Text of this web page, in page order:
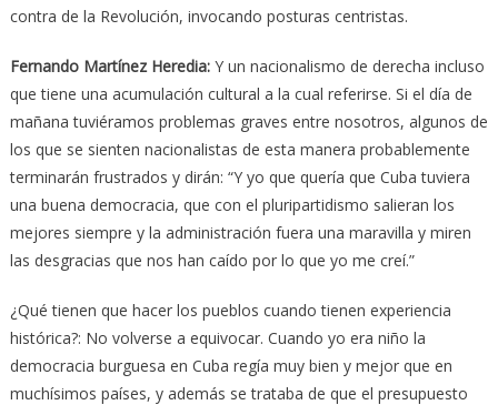
contra de la Revolución, invocando posturas centristas.
Fernando Martínez Heredia:Y un nacionalismo de derecha incluso
que tiene una acumulación cultural a la cual referirse. Si el día de
mañana tuviéramos problemas graves entre nosotros, algunos de
los que se sienten nacionalistas de esta manera probablemente
terminarán frustrados y dirán: “Y yo que quería que Cuba tuviera
una buena democracia, que con el pluripartidismo salieran los
mejores siempre y la administración fuera una maravilla y miren
las desgracias que nos han caído por lo que yo me creí.”
¿Qué tienen que hacer los pueblos cuando tienen experiencia
histórica?: No volverse a equivocar. Cuando yo era niño la
democracia burguesa en Cuba regía muy bien y mejor que en
muchísimos países, y además se trataba de que el presupuesto